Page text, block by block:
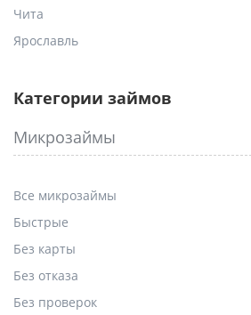
Чита
Ярославль
Категории займов
Микрозаймы
Все микрозаймы
Быстрые
Без карты
Без отказа
Без проверок